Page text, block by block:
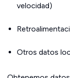
velocidad)
Otros datos